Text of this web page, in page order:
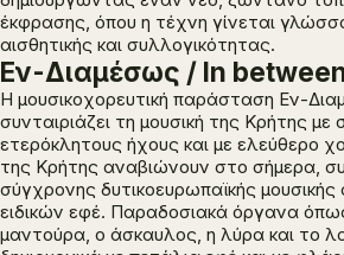
έκφρασης, όπου η τέχνη γίνεται
αισθητικής και συλλογικότητας.
Εν-Διαμέσως / In
Η μουσικοχορευτική παράσταση Εν-
συνταιριάζει τη μουσική της Κρήτης
ετερόκλητους ήχους και με ελεύθερο
της Κρήτης αναβιώνουν στο σήμερα,
σύγχρονης δυτικοευρωπαϊκής
ειδικών εφέ. Παραδοσιακά όργανα
μαντούρα, ο άσκαυλος, η λύρα και το